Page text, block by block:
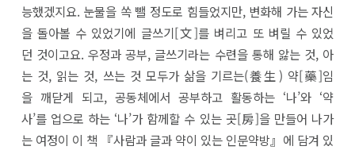
능했겠지요. 눈물을 쏙 뺄 정도로 힘들었지만, 변화해 가는 자신
을 돌아볼 수 있었기에 글쓰기[文]를 벼리고 또 벼릴 수 있었
던 것이고요. 우정과 공부, 글쓰기라는 수련을 통해 앓는 것, 아
는 것, 읽는 것, 쓰는 것 모두가 삶을 기르는(養生) 약[藥]임
을 깨닫게 되고, 공동체에서 공부하고 활동하는 ‘나’와 ‘약
사’를 업으로 하는 ‘나’가 함께할 수 있는 곳[房]을 만들어 나가
는 여정이 이 책 『사람과 글과 약이 있는 인문약방』에 담겨 있